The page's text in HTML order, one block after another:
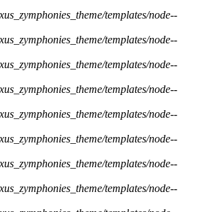
templates/node--
templates/node--
templates/node--
templates/node--
templates/node--
templates/node--
templates/node--
templates/node--